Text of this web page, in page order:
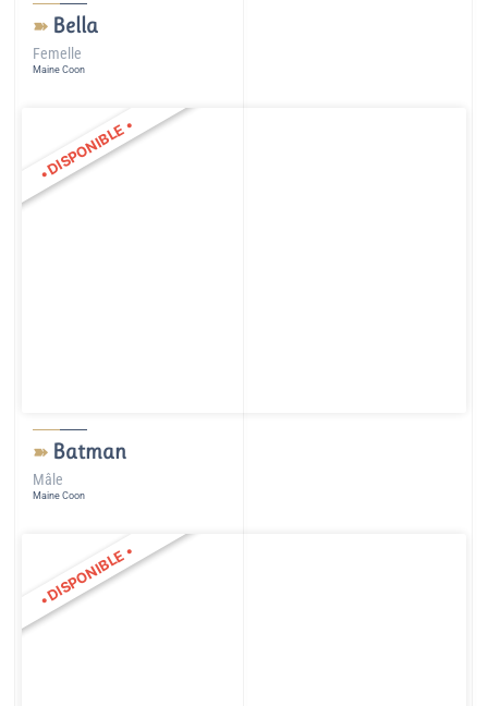
➽ Bella
Femelle
Maine Coon
•DISPONIBLE•
➽ Batman
Mâle
Maine Coon
•DISPONIBLE•